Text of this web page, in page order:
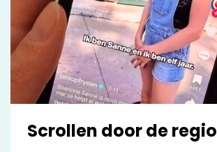
Scrollen door de regio